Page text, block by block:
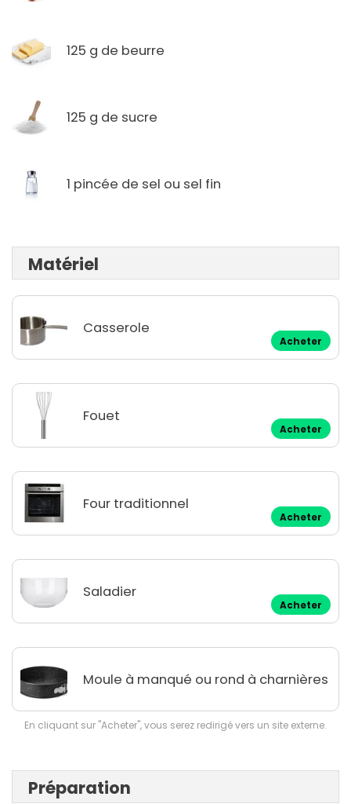
125 g de beurre
125 g de sucre
1 pincée de sel ou sel fin
Matériel
Casserole
Acheter
Fouet
Acheter
Four traditionnel
Acheter
Saladier
Acheter
Moule à manqué ou rond à charnières
En cliquant sur "Acheter", vous serez redirigé vers un site externe.
Préparation